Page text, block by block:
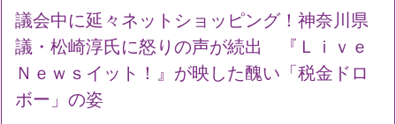
議会中に延々ネットショッピング！神奈川県
議・松崎淳氏に怒りの声が続出 『Ｌｉｖｅ
Ｎｅｗｓイット！』が映した醜い「税金ドロ
ボー」の姿